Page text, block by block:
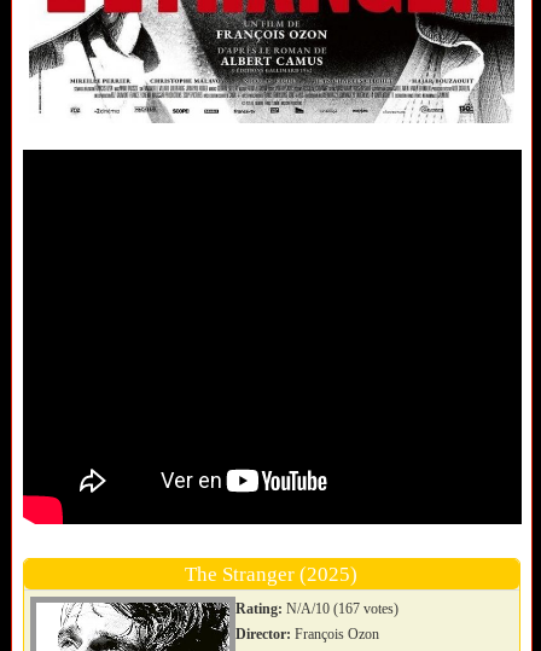
The Stranger (2025)
Rating: N/A/10 (167 votes)
Director: François Ozon